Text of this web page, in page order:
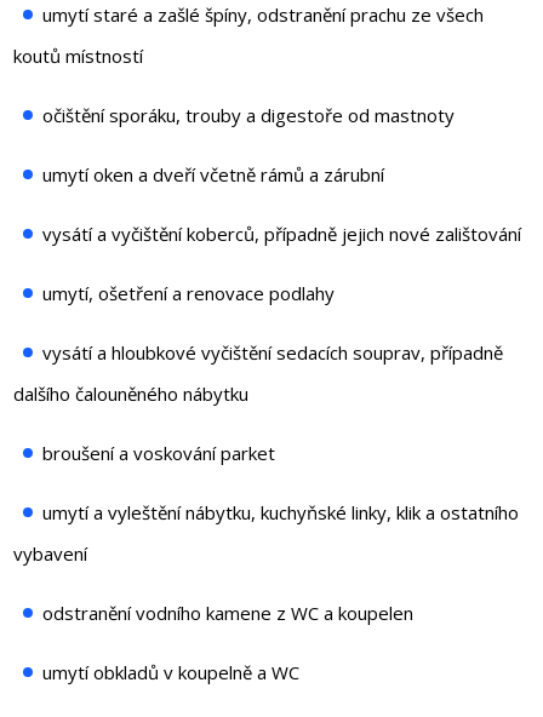
umytí staré a zašlé špíny, odstranění prachu ze všech
koutů místností
očištění sporáku, trouby a digestoře od mastnoty
umytí oken a dveří včetně rámů a zárubní
vysátí a vyčištění koberců, případně jejich nové zalištování
umytí, ošetření a renovace podlahy
vysátí a hloubkové vyčištění sedacích souprav, případně
dalšího čalouněného nábytku
broušení a voskování parket
umytí a vyleštění nábytku, kuchyňské linky, klik a ostatního
vybavení
odstranění vodního kamene z WC a koupelen
umytí obkladů v koupelně a WC